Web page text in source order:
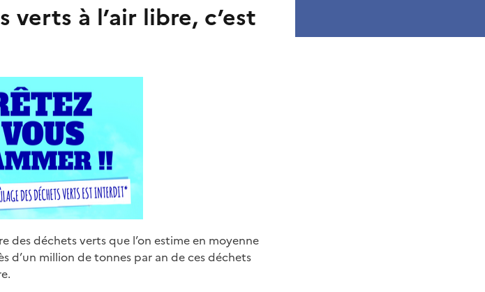
verts à l’air libre, c’est
des déchets verts que l’on estime en moyenne
d’un million de tonnes par an de ces déchets